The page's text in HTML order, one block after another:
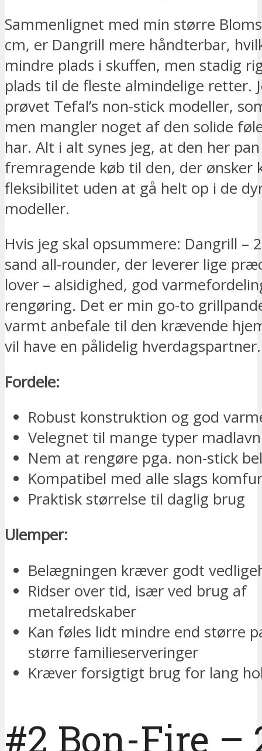
Sammenlignet med min større
cm, er Dangrill mere håndterbar,
mindre plads i skuffen, men stadig
plads til de fleste almindelige retter.
prøvet Tefal’s non-stick modeller,
men mangler noget af den solide
har. Alt i alt synes jeg, at den her
fremragende køb til den, der ønsker
fleksibilitet uden at gå helt op i de
modeller.
Hvis jeg skal opsummere: Dangrill –
sand all-rounder, der leverer lige
lover – alsidighed, god
rengøring. Det er min go-to
varmt anbefale til den krævende
vil have en pålidelig hverdagspartner.
Fordele:
Robust konstruktion og god
Velegnet til mange typer
Nem at rengøre pga. non-stick
Kompatibel med alle slags
Praktisk størrelse til daglig brug
Ulemper:
Belægningen kræver godt
Ridser over tid, især ved brug af
metalredskaber
Kan føles lidt mindre end større
større familieserveringer
Kræver forsigtigt brug for lang
#2 Bon-Fire –